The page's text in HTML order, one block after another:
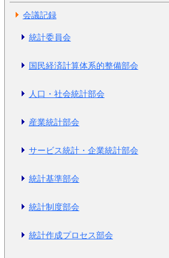
会議記録
統計委員会
国民経済計算体系的整備部会
人口・社会統計部会
産業統計部会
サービス統計・企業統計部会
統計基準部会
統計制度部会
統計作成プロセス部会